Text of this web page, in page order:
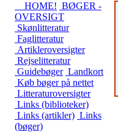
HOME! BØGER -
OVERSIGT
Skønlitteratur
Faglitteratur
Artikleroversigter
Rejselitteratur
Guidebøger Landkort
Køb bøger på nettet
Litteraturoversigter
Links (biblioteker)
Links (artikler) Links
(bøger)